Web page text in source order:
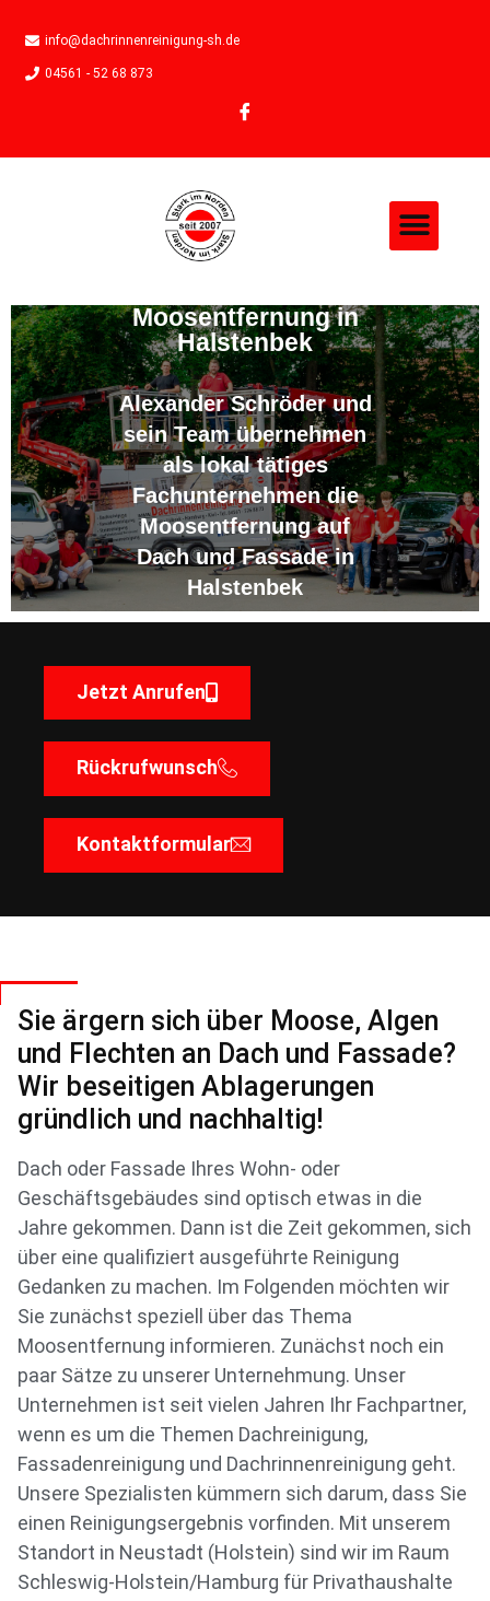
info@dachrinnenreinigung-sh.de
04561 - 52 68 873
Moosentfernung in
Halstenbek
Alexander Schröder und
sein Team übernehmen
als lokal tätiges
Fachunternehmen die
Moosentfernung auf
Dach und Fassade in
Halstenbek
Jetzt Anrufen
Rückrufwunsch
Kontaktformular
Sie ärgern sich über Moose, Algen
und Flechten an Dach und Fassade?
Wir beseitigen Ablagerungen
gründlich und nachhaltig!
Dach oder Fassade Ihres Wohn- oder
Geschäftsgebäudes sind optisch etwas in die
Jahre gekommen. Dann ist die Zeit gekommen, sich
über eine qualifiziert ausgeführte Reinigung
Gedanken zu machen. Im Folgenden möchten wir
Sie zunächst speziell über das Thema
Moosentfernung informieren. Zunächst noch ein
paar Sätze zu unserer Unternehmung. Unser
Unternehmen ist seit vielen Jahren Ihr Fachpartner,
wenn es um die Themen Dachreinigung,
Fassadenreinigung und Dachrinnenreinigung geht.
Unsere Spezialisten kümmern sich darum, dass Sie
einen Reinigungsergebnis vorfinden. Mit unserem
Standort in Neustadt (Holstein) sind wir im Raum
Schleswig-Holstein/Hamburg für Privathaushalte